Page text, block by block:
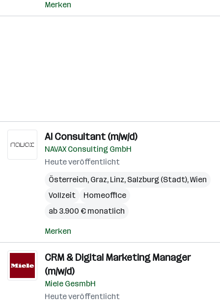
Merken
AI Consultant (m/w/d)
NAVAX Consulting GmbH
Heute veröffentlicht
Österreich, Graz, Linz, Salzburg (Stadt),Wien
Vollzeit
Homeoffice
ab 3.900 € monatlich
Merken
CRM & Digital Marketing Manager
(m/w/d)
Miele GesmbH
Heute veröffentlicht